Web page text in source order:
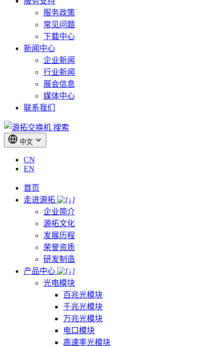
服务政策
常见问题
下载中心
新闻中心
企业新闻
行业新闻
展会信息
媒体中心
联系我们
搜索
中文
CN
EN
首页
走进源拓
企业简介
源拓文化
发展历程
荣誉资质
研发制造
产品中心
光电模块
百兆光模块
千兆光模块
万兆光模块
电口模块
高速率光模块